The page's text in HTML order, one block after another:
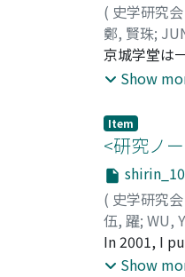
( 史学研究
鄭, 賢珠;
京城学堂は
余年間運営
動向を考察
陣の認識変
や韓国経
とは困難で
Show
Item
<研究ノ
( 史学研究
伍, 躍; WU,
In 2001, I
Show